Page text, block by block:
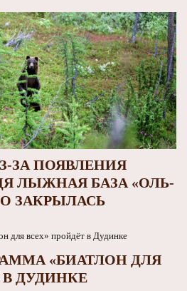
ЗА ПОЯВЛЕНИЯ
ЛЫЖНАЯ БАЗА «ОЛЬ-
ЗАКРЫЛАСЬ
«БИАТЛОН ДЛЯ
В ДУДИНКЕ